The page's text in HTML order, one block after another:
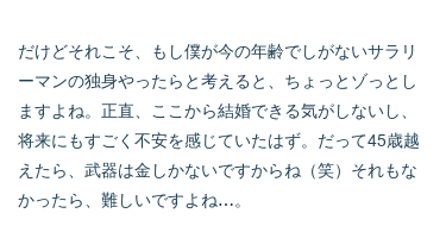
だけどそれこそ、もし僕が今の年齢でしがないサラリ
ーマンの独身やったらと考えると、ちょっとゾっとし
ますよね。正直、ここから結婚できる気がしないし、
将来にもすごく不安を感じていたはず。だって45歳越
えたら、武器は金しかないですからね（笑）それもな
かったら、難しいですよね…。